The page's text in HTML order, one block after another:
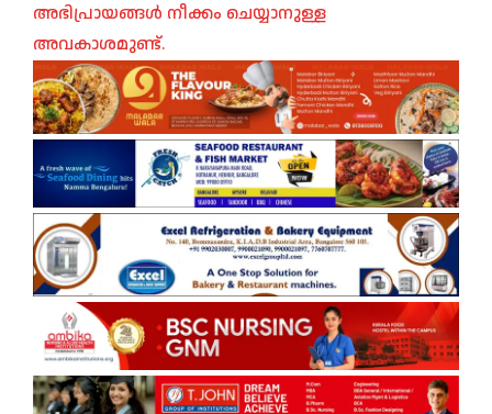
അഭിപ്രായങ്ങൾ നീക്കം ചെയ്യാനുള്ള
അവകാശമുണ്ട്.